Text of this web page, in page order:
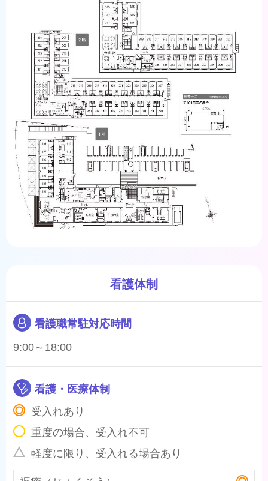
看護体制
看護職常駐対応時間
9:00～18:00
看護・医療体制
受入れあり
重度の場合、受入れ不可
軽度に限り、受入れる場合あり